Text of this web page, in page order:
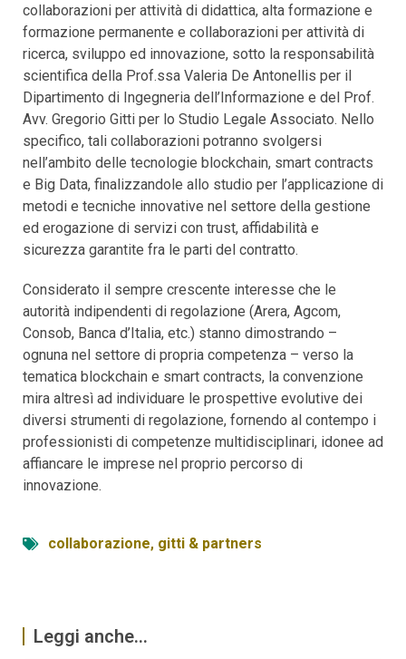
collaborazioni per attività di didattica, alta formazione e
formazione permanente e collaborazioni per attività di
ricerca, sviluppo ed innovazione, sotto la responsabilità
scientifica della Prof.ssa Valeria De Antonellis per il
Dipartimento di Ingegneria dell’Informazione e del Prof.
Avv. Gregorio Gitti per lo Studio Legale Associato. Nello
specifico, tali collaborazioni potranno svolgersi
nell’ambito delle tecnologie blockchain, smart contracts
e Big Data, finalizzandole allo studio per l’applicazione di
metodi e tecniche innovative nel settore della gestione
ed erogazione di servizi con trust, affidabilità e
sicurezza garantite fra le parti del contratto.
Considerato il sempre crescente interesse che le
autorità indipendenti di regolazione (Arera, Agcom,
Consob, Banca d’Italia, etc.) stanno dimostrando –
ognuna nel settore di propria competenza – verso la
tematica blockchain e smart contracts, la convenzione
mira altresì ad individuare le prospettive evolutive dei
diversi strumenti di regolazione, fornendo al contempo i
professionisti di competenze multidisciplinari, idonee ad
affiancare le imprese nel proprio percorso di
innovazione.
collaborazione, gitti & partners
Leggi anche...